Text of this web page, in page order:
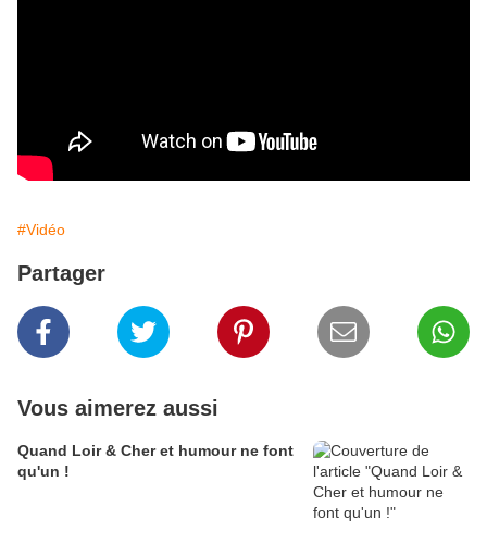
#Vidéo
Partager
Vous aimerez aussi
Quand Loir & Cher et humour ne font
qu'un !